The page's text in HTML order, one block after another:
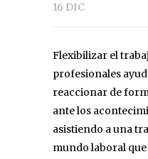
16 DIC
Flexibilizar el
profesionales
reaccionar de
ante los
asistiendo a una
mundo laboral